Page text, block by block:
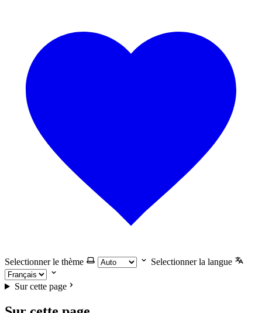
Selectionner le thème Selectionner la langue
Sur cette page